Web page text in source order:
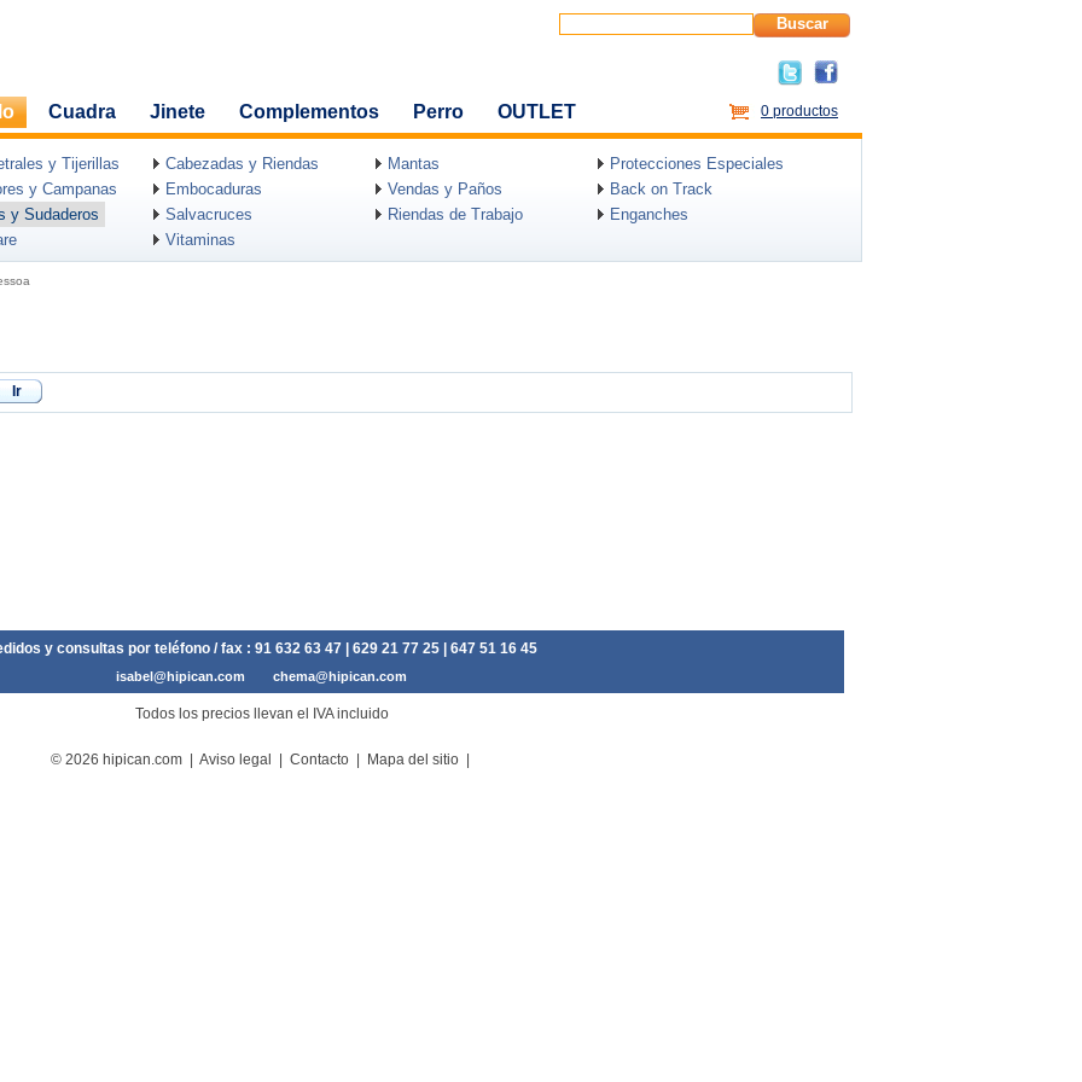
Buscar
Cuadra Jinete Complementos Perro OUTLET 0 productos
y Tijerillas Cabezadas y Riendas Mantas
Protecciones Especiales
y Campanas
Embocaduras Vendas y Paños
Back on Track
y Sudaderos
Salvacruces Riendas de Trabajo
Enganches
Vitaminas
Ir
y consultas por teléfono / fax : 91 632 63 47 | 629 21 77 25 | 647 51 16 45
isabel@hipican.com chema@hipican.com
Todos los precios llevan el IVA incluido
© 2026 hipican.com | Aviso legal Contacto| Mapa del sitio|